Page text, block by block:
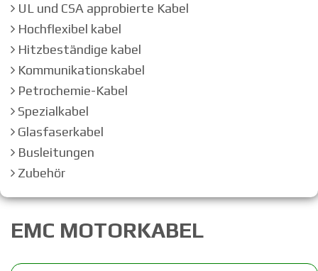
UL und CSA approbierte Kabel
Hochflexibel kabel
Hitzbeständige kabel
Kommunikationskabel
Petrochemie-Kabel
Spezialkabel
Glasfaserkabel
Busleitungen
Zubehör
EMC MOTORKABEL